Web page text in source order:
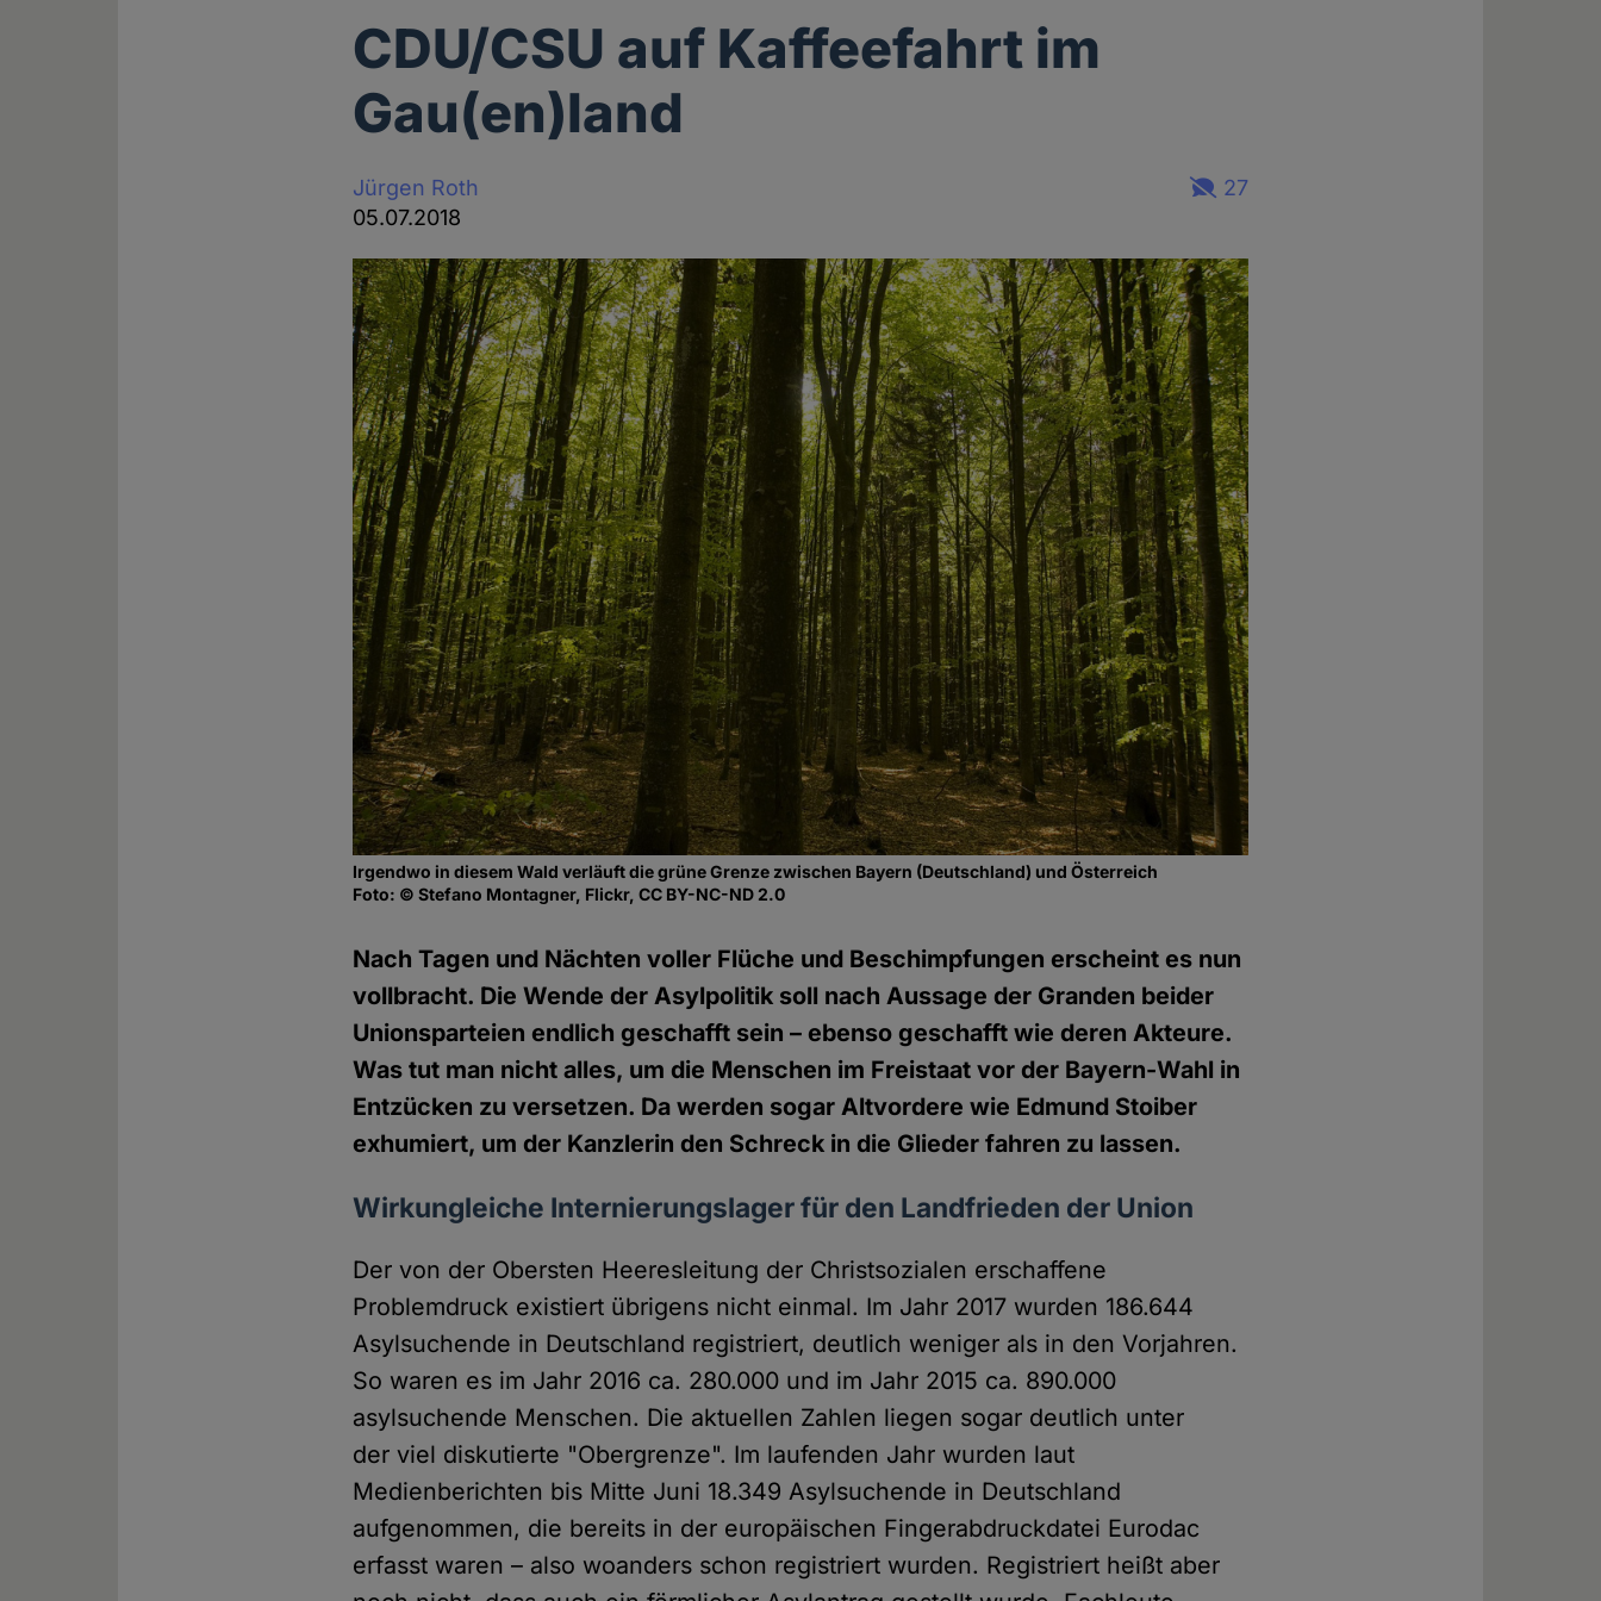
CDU/CSU auf Kaffeefahrt im
Gau(en)land
Jürgen Roth
05.07.2018
27
Irgendwo in diesem Wald verläuft die grüne Grenze zwischen Bayern (Deutschland) und Österreich
Foto: © Stefano Montagner, Flickr, CC BY-NC-ND 2.0
Nach Tagen und Nächten voller Flüche und Beschimpfungen erscheint es nun
vollbracht. Die Wende der Asylpolitik soll nach Aussage der Granden beider
Unionsparteien endlich geschafft sein – ebenso geschafft wie deren Akteure.
Was tut man nicht alles, um die Menschen im Freistaat vor der Bayern-Wahl in
Entzücken zu versetzen. Da werden sogar Altvordere wie Edmund Stoiber
exhumiert, um der Kanzlerin den Schreck in die Glieder fahren zu lassen.
Wirkungleiche Internierungslager für den Landfrieden der Union
Der von der Obersten Heeresleitung der Christsozialen erschaffene
Problemdruck existiert übrigens nicht einmal. Im Jahr 2017 wurden 186.644
Asylsuchende in Deutschland registriert, deutlich weniger als in den Vorjahren.
So waren es im Jahr 2016 ca. 280.000 und im Jahr 2015 ca. 890.000
asylsuchende Menschen. Die aktuellen Zahlen liegen sogar deutlich unter
der viel diskutierte "Obergrenze". Im laufenden Jahr wurden laut
Medienberichten bis Mitte Juni 18.349 Asylsuchende in Deutschland
aufgenommen, die bereits in der europäischen Fingerabdruckdatei Eurodac
erfasst waren – also woanders schon registriert wurden. Registriert heißt aber